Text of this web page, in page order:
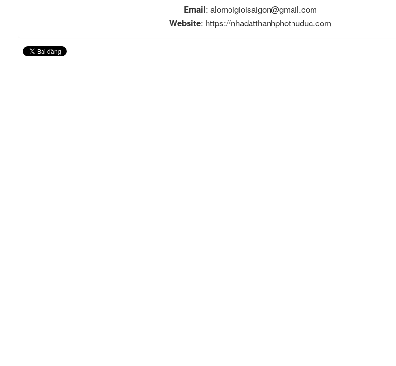
Email: alomoigioisaigon@gmail.com
Website: https://nhadatthanhphothuduc.com